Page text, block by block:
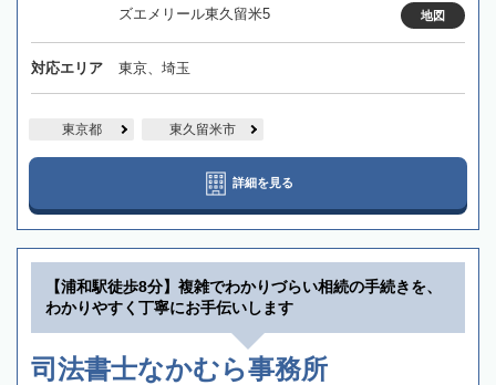
ズエメリール東久留米5
地図
対応エリア 東京、埼玉
東京都 東久留米市
詳細を見る
【浦和駅徒歩8分】複雑でわかりづらい相続の手続きを、
わかりやすく丁寧にお手伝いします
司法書士なかむら事務所